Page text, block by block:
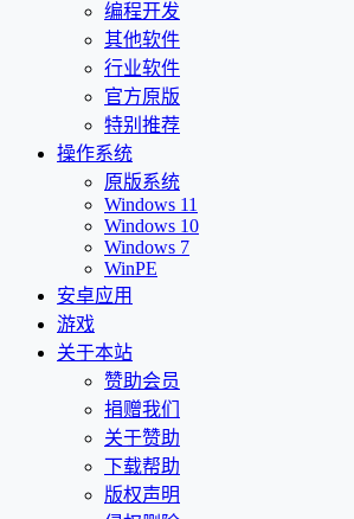
编程开发
其他软件
行业软件
官方原版
特别推荐
操作系统
原版系统
Windows 11
Windows 10
Windows 7
WinPE
安卓应用
游戏
关于本站
赞助会员
捐赠我们
关于赞助
下载帮助
版权声明